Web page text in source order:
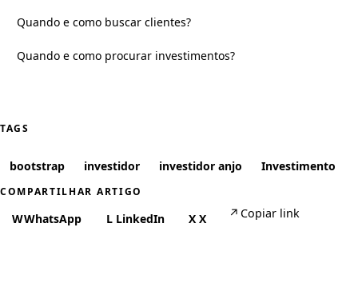
Quando e como buscar clientes?
Quando e como procurar investimentos?
TAGS
bootstrap investidor investidor anjo Investimento
COMPARTILHAR ARTIGO
WWhatsApp L LinkedIn X X ↗ Copiar link